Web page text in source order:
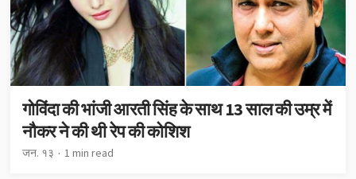
गोविंदा की भांजी आरती सिंह के साथ 13 साल की उम्र में
नौकर ने की थी रेप की कोशिश
जन. १३ 1 min read